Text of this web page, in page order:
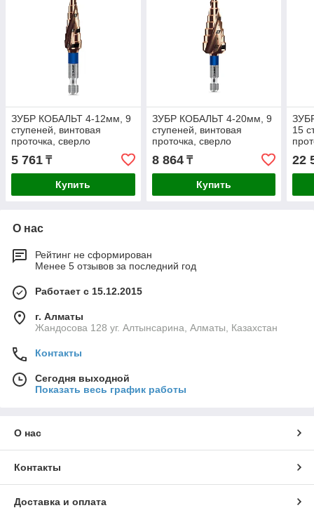
ЗУБР КОБАЛЬТ 4-12мм, 9
ступеней, винтовая
проточка, сверло
ступенчатое, серия
Профессионал(29674-4-
12-9)
5 761 ₸
Купить
ЗУБР КОБАЛЬТ 4-20мм, 9
ступеней, винтовая
проточка, сверло
ступенчатое, серия
Профессионал(29674-4-
20-9)
8 864₸
Купить
15
4-
22
О нас
Рейтинг не сформирован
Менее 5 отзывов за последний год
Работает с 15.12.2015
г. Алматы
Жандосова 128 уг. Алтынсарина, Алматы, Казахстан
Контакты
Сегодня выходной
Показать весь график работы
О нас
Контакты
Доставка и оплата